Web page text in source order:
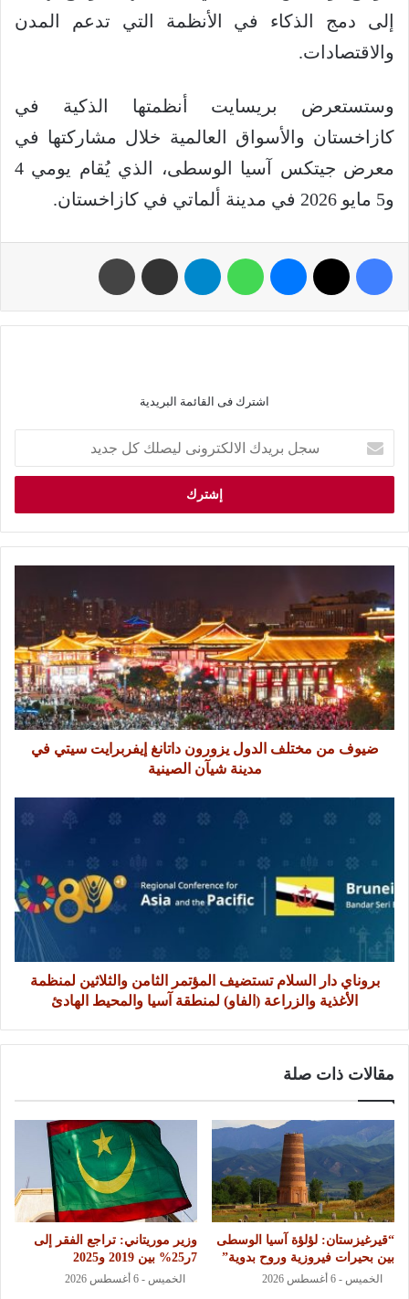
إلى دمج الذكاء في الأنظمة التي تدعم المدن
والاقتصادات.
وستستعرض بريسايت أنظمتها الذكية في
كازاخستان والأسواق العالمية خلال مشاركتها في
معرض جيتكس آسيا الوسطى، الذي يُقام يومي 4
و5 مايو 2026 في مدينة ألماتي في كازاخستان.
اشترك فى القائمة البريدية
ضيوف من مختلف الدول يزورون داتانغ إيفربرايت سيتي في
مدينة شيآن الصينية
بروناي دار السلام تستضيف المؤتمر الثامن والثلاثين لمنظمة
الأغذية والزراعة (الفاو) لمنطقة آسيا والمحيط الهادئ
مقالات ذات صلة
“قيرغيزستان: لؤلؤة آسيا الوسطى
بين بحيرات فيروزية وروح بدوية”
الخميس - 6 أغسطس 2026
وزير موريتاني: تراجع الفقر إلى
7ر25% بين 2019 و2025
الخميس - 6 أغسطس 2026